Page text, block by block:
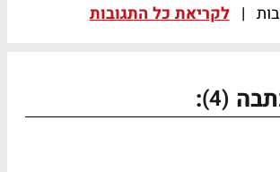
| לקריאת כל התגובות
(4)
: